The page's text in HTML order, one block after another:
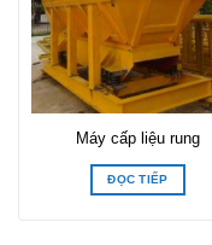
Máy cấp liệu rung
ĐỌC TIẾP